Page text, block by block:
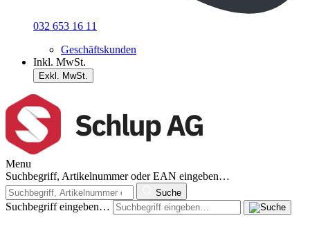
032 653 16 11
Geschäftskunden
Inkl. MwSt.
Exkl. MwSt.
Menu
Suchbegriff, Artikelnummer oder EAN eingeben…
Suche
Suchbegriff eingeben…